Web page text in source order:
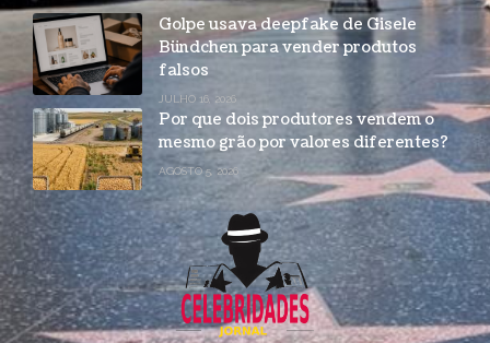
Golpe usava deepfake de Gisele
Bündchen para vender produtos
falsos
JULHO 16, 2026
Por que dois produtores vendem o
mesmo grão por valores diferentes?
AGOSTO 5, 2026